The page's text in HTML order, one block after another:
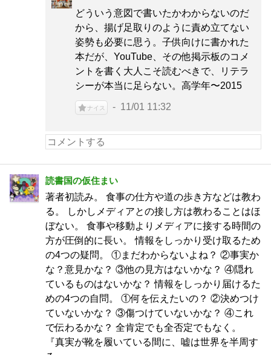
どういう意図で書いたかわからないのだ
から、揚げ足取りのように責め立てない
姿勢も必要に思う。子供向けに書かれた
本だが、YouTube、その他掲示板のコメ
ントを書く大人こそ読むべきで、リテラ
シーが本当に足らない。高学年〜2015
ナイス 11/01 11:32
読書国の仮住まい
著者初読み。 食事の仕方や道の歩き方などは教わ
る。 しかしメディアとの接し方は教わることはほ
ぼない。 食事や移動よりメディアに接する時間の
方が圧倒的に長い。 情報をしっかり受け取るため
の4つの疑問。 ①まだわからないよね？ ②事実か
な？意見かな？ ③他の見方はないかな？ ④隠れ
ているものはないかな？ 情報をしっかり届けるた
めの4つの自問。 ①何を伝えたいの？ ②決めつけ
ていないかな？ ③傷つけていないかな？ ④これ
で伝わるかな？ 全肯定でも全否定でもなく。
『真実が靴を履いている間に、嘘は世界を半周す